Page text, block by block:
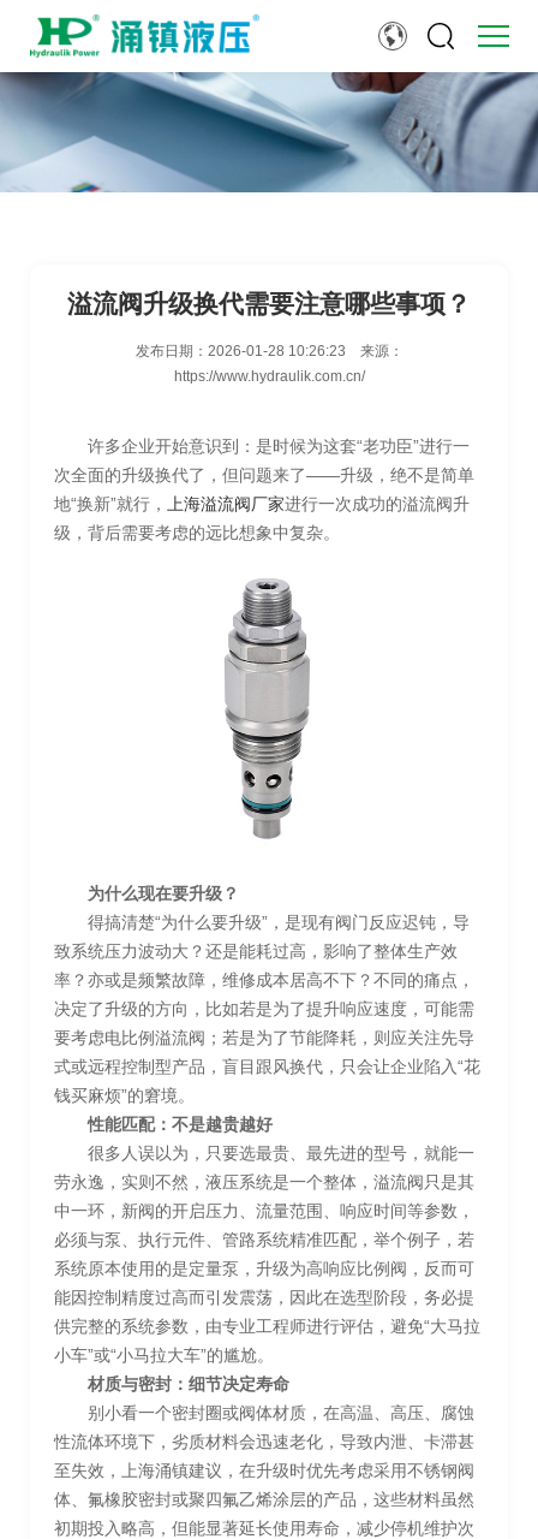
溢流阀升级换代需要注意哪些事项？
发布日期： 2026-01-28 10:26:23
来源：
https://www.hydraulik.com.cn/
许多企业开始意识到：是时候为这套“老功臣”进行一
次全面的升级换代了，但问题来了——升级，绝不是简单
地“换新”就行，
上海溢流阀厂家进行一次成功的溢流阀升
级，背后需要考虑的远比想象中复杂。
为什么现在要升级？
得搞清楚“为什么要升级”，是现有阀门反应迟钝，导
致系统压力波动大？还是能耗过高，影响了整体生产效
率？亦或是频繁故障，维修成本居高不下？不同的痛点，
决定了升级的方向，比如若是为了提升响应速度，可能需
要考虑电比例溢流阀；若是为了节能降耗，则应关注先导
式或远程控制型产品，盲目跟风换代，只会让企业陷入“花
钱买麻烦”的窘境。
性能匹配：不是越贵越好
很多人误以为，只要选最贵、最先进的型号，就能一
劳永逸，实则不然，液压系统是一个整体，溢流阀只是其
中一环，新阀的开启压力、流量范围、响应时间等参数，
必须与泵、执行元件、管路系统精准匹配，举个例子，若
系统原本使用的是定量泵，升级为高响应比例阀，反而可
能因控制精度过高而引发震荡，因此在选型阶段，务必提
供完整的系统参数，由专业工程师进行评估，避免“大马拉
小车”或“小马拉大车”的尴尬。
材质与密封：细节决定寿命
别小看一个密封圈或阀体材质，在高温、高压、腐蚀
性流体环境下，劣质材料会迅速老化，导致内泄、卡滞甚
至失效，上海涌镇建议，在升级时优先考虑采用不锈钢阀
体、氟橡胶密封或聚四氟乙烯涂层的产品，这些材料虽然
初期投入略高，但能显著延长使用寿命，减少停机维护次